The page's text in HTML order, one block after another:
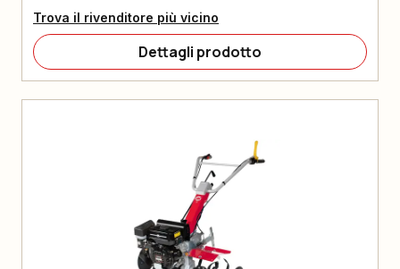
Trova il rivenditore più vicino
Dettagli prodotto